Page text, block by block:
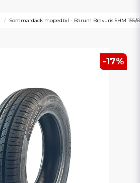
Sommardäck mopedbil - Barum Bravuris 5HM 155/
-17%